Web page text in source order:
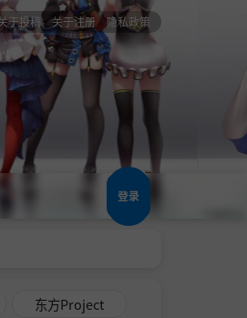
于投稿 关于注册 隐私政策
登录
东方Project